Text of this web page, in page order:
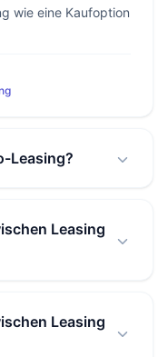
wie eine Kaufoption
Leasing?
Leasing
Leasing